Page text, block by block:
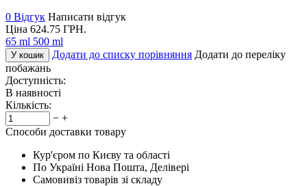
0 Відгук Написати відгук
Ціна 624.75 ГРН.
65 ml 500 ml
У кошик Додати до списку порівняння Додати до переліку
побажань
Доступність:
В наявності
Кількість:
− +
Способи доставки товару
Кур'єром по Києву та області
По Україні Нова Пошта, Делівері
Самовивіз товарів зі складу